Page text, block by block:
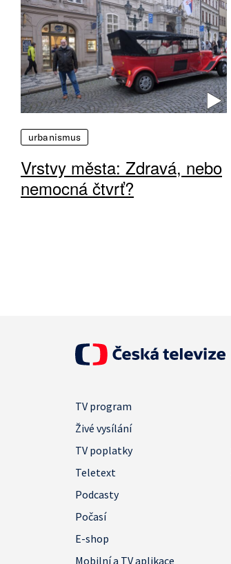
urbanismus
Vrstvy města: Zdravá, nebo
nemocná čtvrť?
TV program
Živé vysílání
TV poplatky
Teletext
Podcasty
Počasí
E-shop
Mobilní a TV aplikace